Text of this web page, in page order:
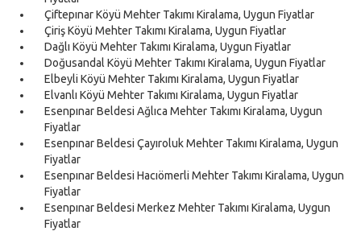
Çiftepınar Köyü Mehter Takımı Kiralama, Uygun Fiyatlar
Çiriş Köyü Mehter Takımı Kiralama, Uygun Fiyatlar
Dağlı Köyü Mehter Takımı Kiralama, Uygun Fiyatlar
Doğusandal Köyü Mehter Takımı Kiralama, Uygun Fiyatlar
Elbeyli Köyü Mehter Takımı Kiralama, Uygun Fiyatlar
Elvanlı Köyü Mehter Takımı Kiralama, Uygun Fiyatlar
Esenpınar Beldesi Ağlıca Mehter Takımı Kiralama, Uygun
Fiyatlar
Esenpınar Beldesi Çayıroluk Mehter Takımı Kiralama, Uygun
Fiyatlar
Esenpınar Beldesi Hacıömerli Mehter Takımı Kiralama, Uygun
Fiyatlar
Esenpınar Beldesi Merkez Mehter Takımı Kiralama, Uygun
Fiyatlar